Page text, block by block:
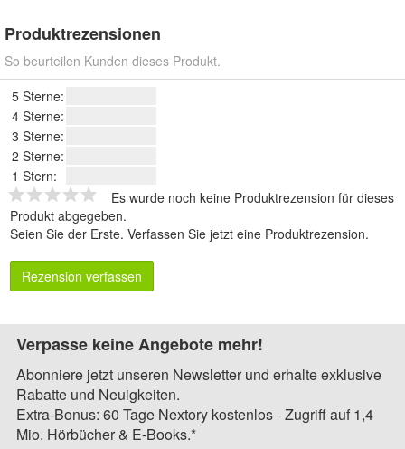
Produktrezensionen
So beurteilen Kunden dieses Produkt.
5 Sterne:
4 Sterne:
3 Sterne:
2 Sterne:
1 Stern:
Es wurde noch keine Produktrezension für dieses
Produkt abgegeben.
Seien Sie der Erste. Verfassen Sie jetzt eine Produktrezension.
Rezension verfassen
Verpasse keine Angebote mehr!
Abonniere jetzt unseren Newsletter und erhalte exklusive
Rabatte und Neuigkeiten.
Extra-Bonus: 60 Tage Nextory kostenlos - Zugriff auf 1,4
Mio. Hörbücher & E-Books.*